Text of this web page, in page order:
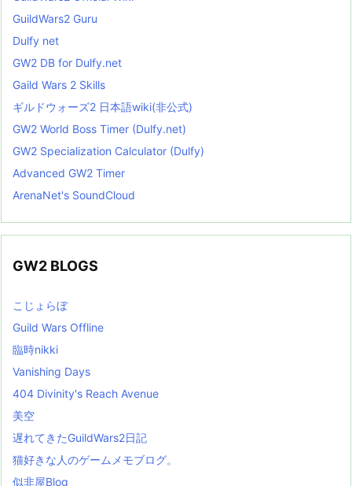
GuildWars2 Guru
Dulfy net
GW2 DB for Dulfy.net
Gaild Wars 2 Skills
ギルドウォーズ2 日本語wiki(非公式)
GW2 World Boss Timer (Dulfy.net)
GW2 Specialization Calculator (Dulfy)
Advanced GW2 Timer
ArenaNet's SoundCloud
GW2 BLOGS
こじょらぼ
Guild Wars Offline
臨時nikki
Vanishing Days
404 Divinity's Reach Avenue
美空
遅れてきたGuildWars2日記
猫好きな人のゲームメモブログ。
似非屋Blog